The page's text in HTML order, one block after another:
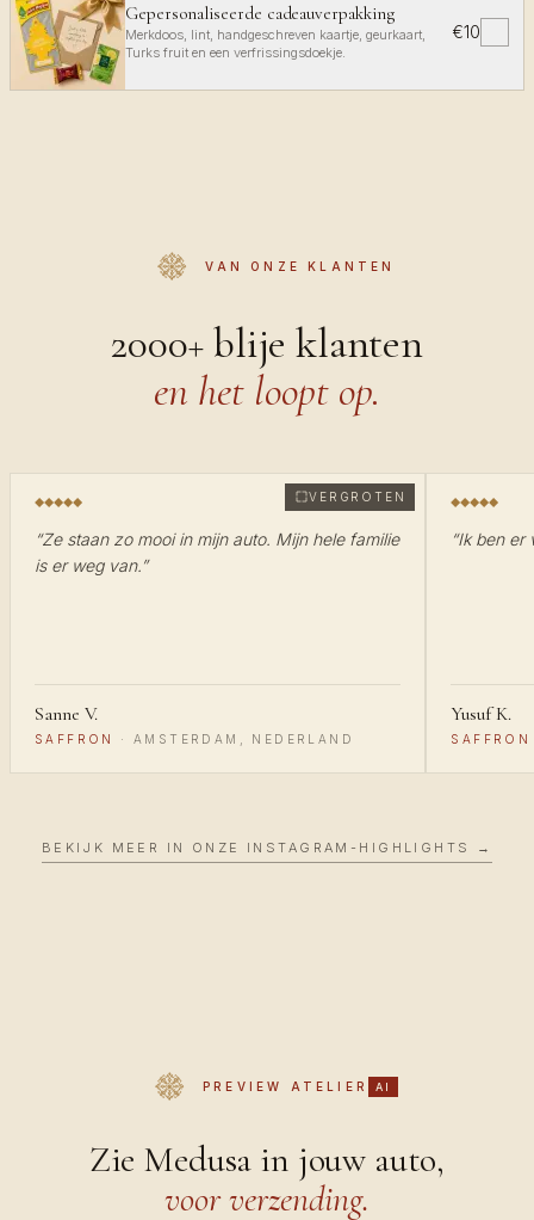
Gepersonaliseerde cadeauverpakking
Merkdoos, lint, handgeschreven kaartje, geurkaart,
Turks fruit en een verfrissingsdoekje.
€10
VAN ONZE KLANTEN
2000+ blije klanten
en het loopt op.
VERGROTEN
“Ze staan zo mooi in mijn auto. Mijn hele familie
is er weg van.”
Sanne V.
SAFFRON ·AMSTERDAM, NEDERLAND
“Ik ben er
Yusuf K.
SAFFRON
BEKIJK MEER IN ONZE INSTAGRAM-HIGHLIGHTS →
PREVIEW ATELIER AI
Zie Medusa in jouw auto,
voor verzending.